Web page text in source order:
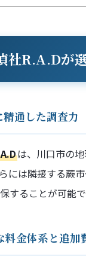
社R.A.Dが
精通した調査力
は、川口市の
には隣接する蕨
することが可能で
料金体系と追加